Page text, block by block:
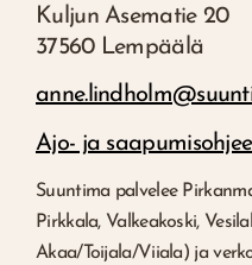
Kuljun Asematie 20
37560 Lempäälä
Ajo- ja
Suuntima palvelee
Pirkkala, Valkeakoski,
Akaa/Toijala/Viiala) ja